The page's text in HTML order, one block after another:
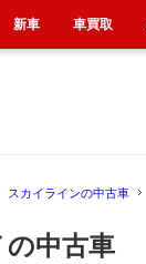
スカイラインの中古車
中古車
新車 車買取